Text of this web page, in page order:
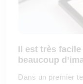
Il est très
beaucoup
Dans un premier